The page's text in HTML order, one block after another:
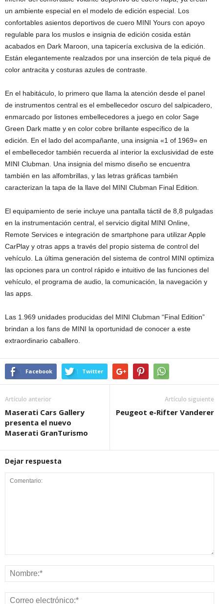
un ambiente especial en el modelo de edición especial. Los
confortables asientos deportivos de cuero MINI Yours con apoyo
regulable para los muslos e insignia de edición cosida están
acabados en Dark Maroon, una tapicería exclusiva de la edición.
Están elegantemente realzados por una inserción de tela piqué de
color antracita y costuras azules de contraste.
En el habitáculo, lo primero que llama la atención desde el panel
de instrumentos central es el embellecedor oscuro del salpicadero,
enmarcado por listones embellecedores a juego en color Sage
Green Dark matte y en color cobre brillante específico de la
edición. En el lado del acompañante, una insignia «1 of 1969» en
el embellecedor también recuerda al interior la exclusividad de este
MINI Clubman. Una insignia del mismo diseño se encuentra
también en las alfombrillas, y las letras gráficas también
caracterizan la tapa de la llave del MINI Clubman Final Edition.
El equipamiento de serie incluye una pantalla táctil de 8,8 pulgadas
en la instrumentación central, el servicio digital MINI Online,
Remote Services e integración de smartphone para utilizar Apple
CarPlay y otras apps a través del propio sistema de control del
vehículo. La última generación del sistema de control MINI optimiza
las opciones para un control rápido e intuitivo de las funciones del
vehículo, el programa de audio, la comunicación, la navegación y
las apps.
Las 1.969 unidades producidas del MINI Clubman “Final Edition”
brindan a los fans de MINI la oportunidad de conocer a este
extraordinario caballero.
Facebook Twitter
Artículo anterior
Maserati Cars Gallery
presenta el nuevo
Maserati GranTurismo
Artículo siguiente
Peugeot e-Rifter Vanderer
Dejar respuesta